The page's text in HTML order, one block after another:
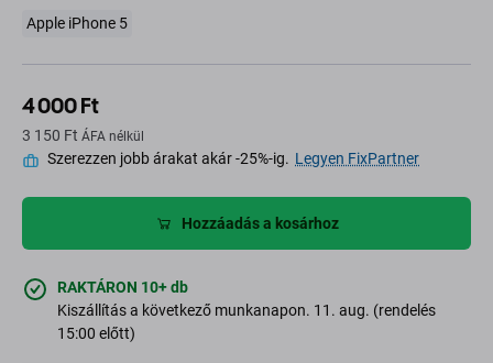
Apple iPhone 5
4 000 Ft
3 150 Ft ÁFA nélkül
Szerezzen jobb árakat akár -25%-ig. Legyen FixPartner
Hozzáadás a kosárhoz
RAKTÁRON 10+ db
Kiszállítás a következő munkanapon. 11. aug. (rendelés
15:00 előtt)